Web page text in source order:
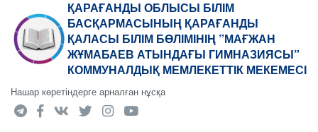
ҚАРАҒАНДЫ ОБЛЫСЫ БІЛІМ
БАСҚАРМАСЫНЫҢ ҚАРАҒАНДЫ
ҚАЛАСЫ БІЛІМ БӨЛІМІНІҢ ”МАҒЖАН
ЖҰМАБАЕВ АТЫНДАҒЫ ГИМНАЗИЯСЫ”
КОММУНАЛДЫҚ МЕМЛЕКЕТТІК МЕКЕМЕСІ
Нашар көретіндерге арналған нұсқа